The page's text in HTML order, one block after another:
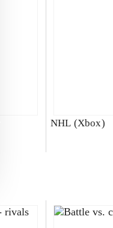
NHL (Xbox)